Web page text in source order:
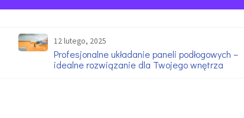
12 lutego, 2025
Profesjonalne układanie paneli podłogowych –
idealne rozwiązanie dla Twojego wnętrza